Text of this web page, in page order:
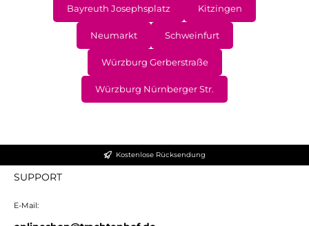
Bayreuth Josephsplatz Kitzingen
Neumarkt Schweinfurt
Würzburg Gerberstraße
Würzburg Nürnberger Str.
Kostenlose Rücksendung
SUPPORT
E-Mail: